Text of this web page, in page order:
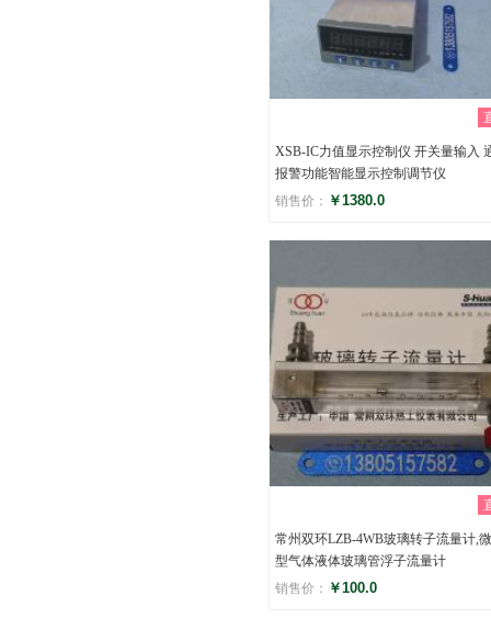
XSB-IC力值显示控制仪 开关量输入
报警功能智能显示控制调节仪
销售价： ￥1380.0
评分
常州双环LZB-4WB玻璃转子流量计,
型气体液体玻璃管浮子流量计
销售价： ￥100.0